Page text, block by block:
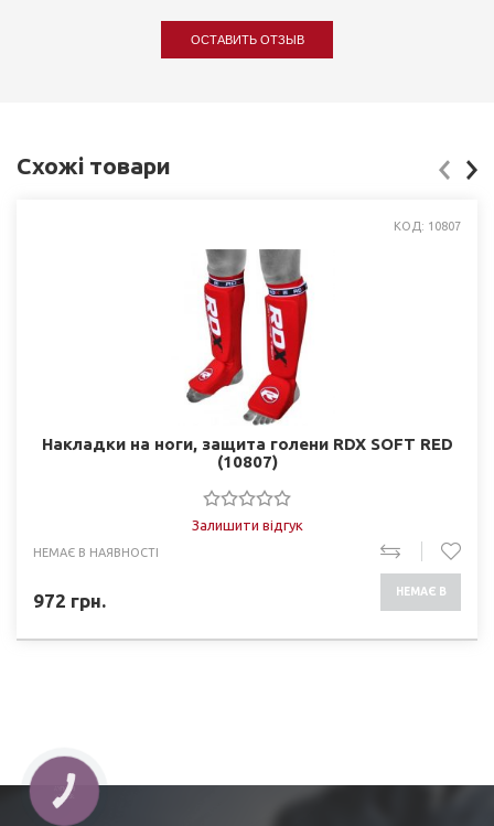
ОСТАВИТЬ ОТЗЫВ
Схожі товари
КОД: 10807
Накладки на ноги, защита голени RDX SOFT RED
(10807)
Залишити відгук
НЕМАЄ В НАЯВНОСТІ
972 грн. НЕМАЄ В